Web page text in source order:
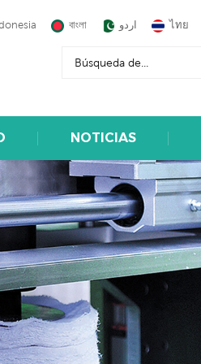
বাংলা اردو ไทย
NOTICIAS